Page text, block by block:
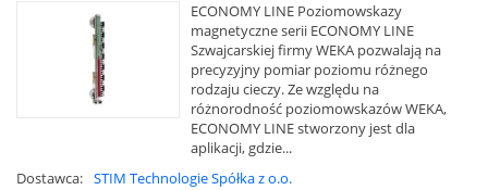
ECONOMY LINE Poziomowskazy
magnetyczne serii ECONOMY LINE
Szwajcarskiej firmy WEKA pozwalają na
precyzyjny pomiar poziomu różnego
rodzaju cieczy. Ze względu na
różnorodność poziomowskazów WEKA,
ECONOMY LINE stworzony jest dla
aplikacji, gdzie...
Dostawca: STIM Technologie Spółka z o.o.